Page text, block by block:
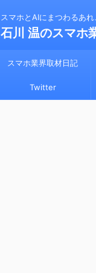
スマホとAIにまつわるあ
石川 温のスマホ
スマホ業界取材日記
Twitter